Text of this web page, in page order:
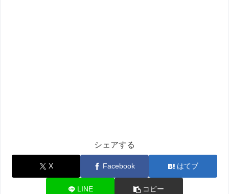
シェアする
X Facebook はてブ
LINE コピー